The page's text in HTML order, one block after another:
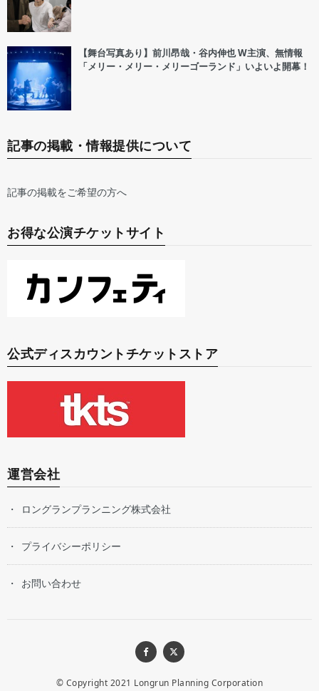
【舞台写真あり】前川昂哉・谷内伸也 W主演、無情報
「メリー・メリー・メリーゴーランド」いよいよ開幕！
記事の掲載・情報提供について
記事の掲載をご希望の方へ
お得な公演チケットサイト
公式ディスカウントチケットストア
運営会社
ロングランプランニング株式会社
プライバシーポリシー
お問い合わせ
© Copyright 2021 Longrun Planning Corporation